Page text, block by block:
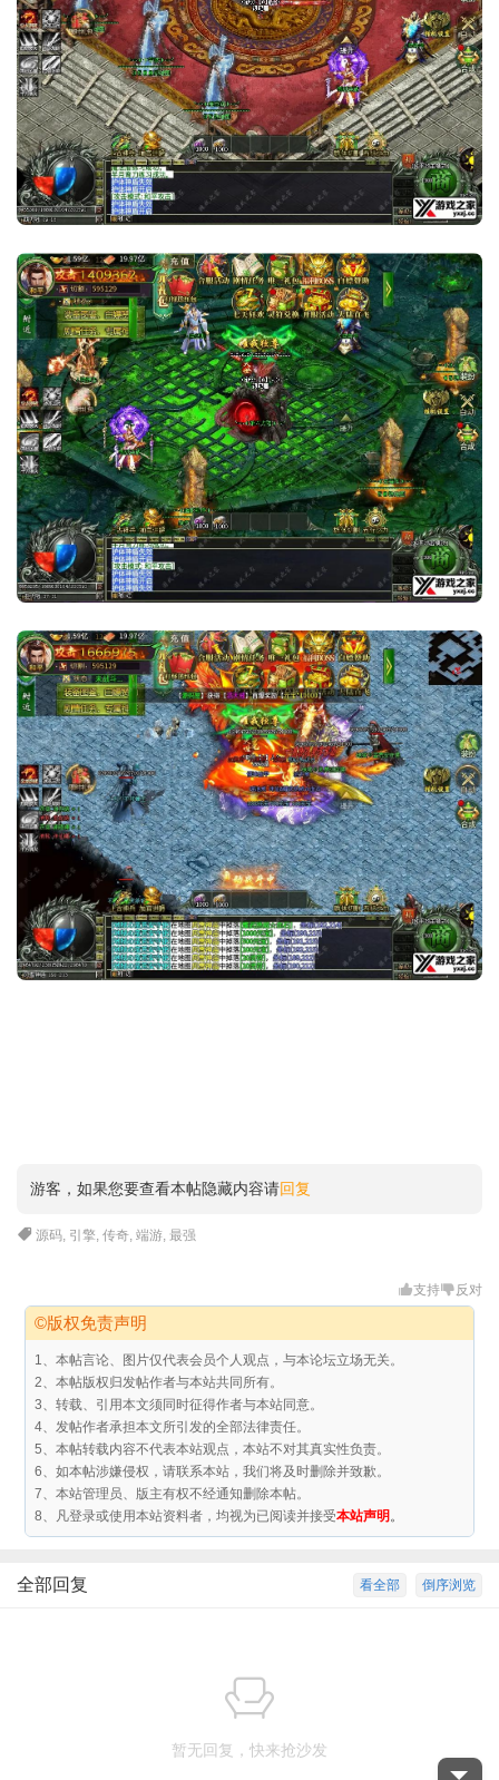
游客，如果您要查看本帖隐藏内容请回复
源码, 引擎,传奇,端游,最强
支持 反对
©版权免责声明
1、本帖言论、图片仅代表会员个人观点，与本论坛立场无关。
2、本帖版权归发帖作者与本站共同所有。
3、转载、引用本文须同时征得作者与本站同意。
4、发帖作者承担本文所引发的全部法律责任。
5、本帖转载内容不代表本站观点，本站不对其真实性负责。
6、如本帖涉嫌侵权，请联系本站，我们将及时删除并致歉。
7、本站管理员、版主有权不经通知删除本帖。
8、凡登录或使用本站资料者，均视为已阅读并接受本站声明 。
倒序浏览
看全部
全部回复
暂无回复，快来抢沙发